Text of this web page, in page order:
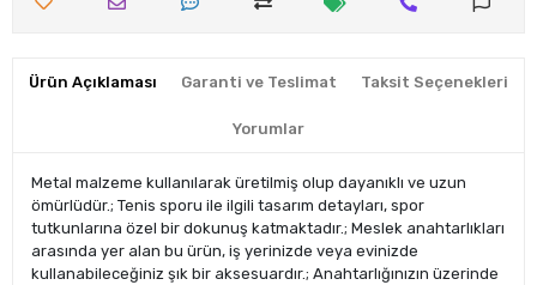
Ürün Açıklaması Garanti ve Teslimat Taksit Seçenekleri
Yorumlar
Metal malzeme kullanılarak üretilmiş olup dayanıklı ve uzun
ömürlüdür.; Tenis sporu ile ilgili tasarım detayları, spor
tutkunlarına özel bir dokunuş katmaktadır.; Meslek anahtarlıkları
arasında yer alan bu ürün, iş yerinizde veya evinizde
kullanabileceğiniz şık bir aksesuardır.; Anahtarlığınızın üzerinde